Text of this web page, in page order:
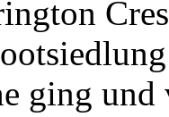
ging und